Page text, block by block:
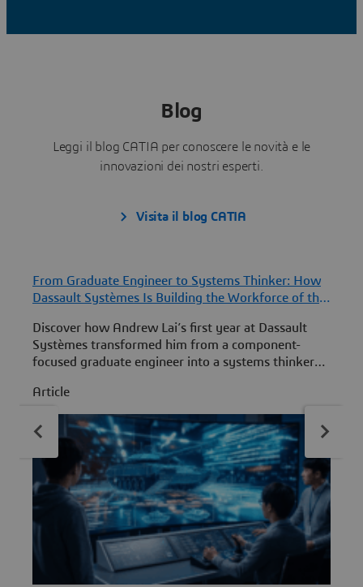
Blog
Leggi il blog CATIA per conoscere le novità e le
innovazioni dei nostri esperti.
Visita il blog CATIA
From Graduate Engineer to Systems Thinker: How
Dassault Systèmes Is Building the Workforce of the
Discover how Andrew Lai’s first year at Dassault
Systèmes transformed him from a component-
focused graduate engineer into a systems thinker
world industry experience.
Article